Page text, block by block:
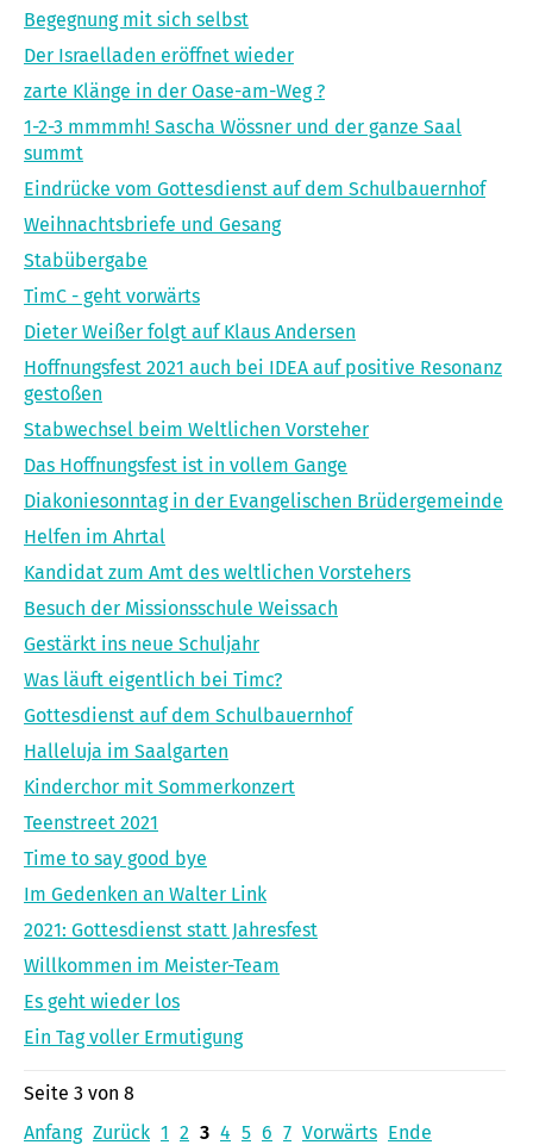
Begegnung mit sich selbst
Der Israelladen eröffnet wieder
zarte Klänge in der Oase-am-Weg ?
1-2-3 mmmmh! Sascha Wössner und der ganze Saal
summt
Eindrücke vom Gottesdienst auf dem Schulbauernhof
Weihnachtsbriefe und Gesang
Stabübergabe
TimC - geht vorwärts
Dieter Weißer folgt auf Klaus Andersen
Hoffnungsfest 2021 auch bei IDEA auf positive Resonanz
gestoßen
Stabwechsel beim Weltlichen Vorsteher
Das Hoffnungsfest ist in vollem Gange
Diakoniesonntag in der Evangelischen Brüdergemeinde
Helfen im Ahrtal
Kandidat zum Amt des weltlichen Vorstehers
Besuch der Missionsschule Weissach
Gestärkt ins neue Schuljahr
Was läuft eigentlich bei Timc?
Gottesdienst auf dem Schulbauernhof
Halleluja im Saalgarten
Kinderchor mit Sommerkonzert
Teenstreet 2021
Time to say good bye
Im Gedenken an Walter Link
2021: Gottesdienst statt Jahresfest
Willkommen im Meister-Team
Es geht wieder los
Ein Tag voller Ermutigung
Seite 3 von 8
Anfang Zurück 1 2 3 4 5 6 7 Vorwärts Ende